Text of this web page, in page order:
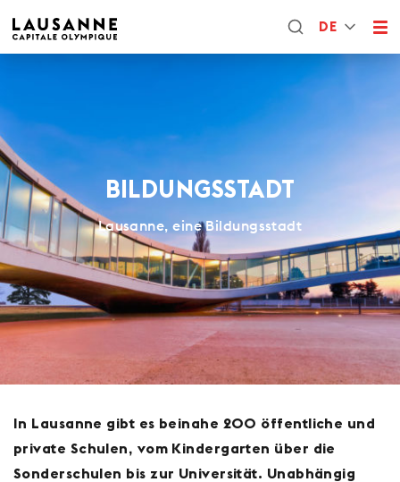
DE
BILDUNGSSTADT
Lausanne, eine Bildungsstadt
In Lausanne gibt es beinahe 200 öffentliche und
private Schulen, vom Kindergarten über die
Sonderschulen bis zur Universität. Unabhängig